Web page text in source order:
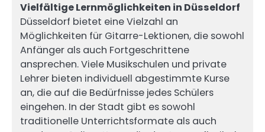
Vielfältige Lernmöglichkeiten in Düsseldorf
Düsseldorf bietet eine Vielzahl an
Möglichkeiten für Gitarre-Lektionen, die sowohl
Anfänger als auch Fortgeschrittene
ansprechen. Viele Musikschulen und private
Lehrer bieten individuell abgestimmte Kurse
an, die auf die Bedürfnisse jedes Schülers
eingehen. In der Stadt gibt es sowohl
traditionelle Unterrichtsformate als auch